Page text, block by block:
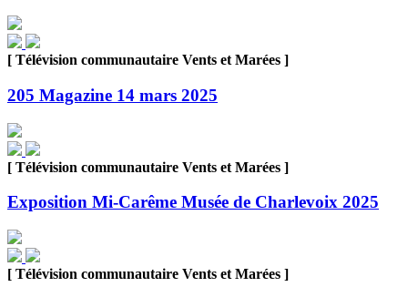
[ Télévision communautaire Vents et Marées ]
205 Magazine 14 mars 2025
[ Télévision communautaire Vents et Marées ]
Exposition Mi-Carême Musée de Charlevoix 2025
[ Télévision communautaire Vents et Marées ]